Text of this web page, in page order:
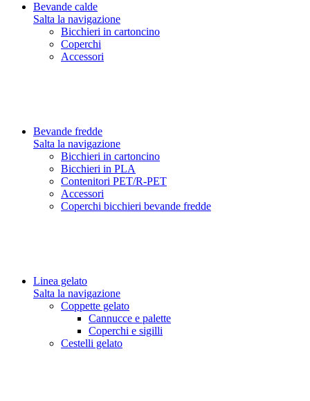
Bevande calde
Salta la navigazione
Bicchieri in cartoncino
Coperchi
Accessori
Bevande fredde
Salta la navigazione
Bicchieri in cartoncino
Bicchieri in PLA
Contenitori PET/R-PET
Accessori
Coperchi bicchieri bevande fredde
Linea gelato
Salta la navigazione
Coppette gelato
Cannucce e palette
Coperchi e sigilli
Cestelli gelato